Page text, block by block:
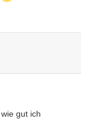
gut ich